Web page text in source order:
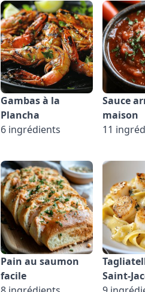
Gambas à la
Plancha
6 ingrédients
Sauce
maison
11
Pain au saumon
facile
Saint-